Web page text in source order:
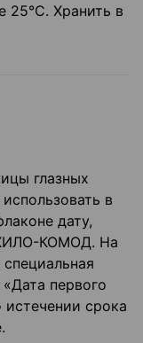
25°С. Хранить в
глазных
в
дату,
ХИЛО-КОМОД. На
первого
срока